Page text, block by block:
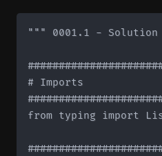
""" 0001.1 - Solution
# Imports
from typing import